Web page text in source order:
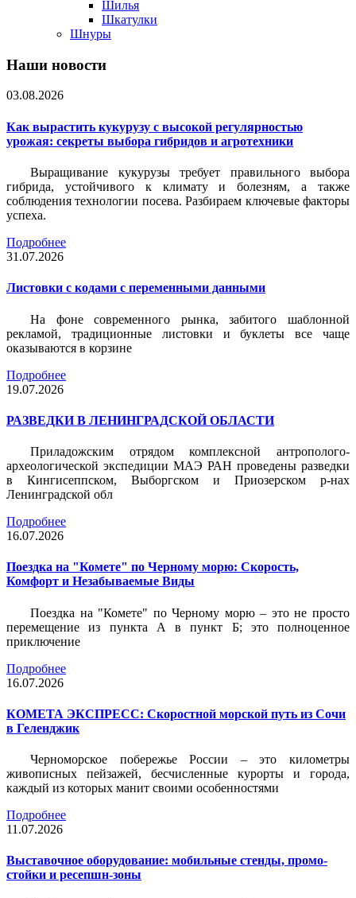
Шилья
Шкатулки
Шнуры
Наши новости
03.08.2026
Как вырастить кукурузу с высокой регулярностью
урожая: секреты выбора гибридов и агротехники
Выращивание кукурузы требует правильного выбора
гибрида, устойчивого к климату и болезням, а также
соблюдения технологии посева. Разбираем ключевые факторы
успеха.
Подробнее
31.07.2026
Листовки c кодами с переменными данными
На фоне современного рынка, забитого шаблонной
рекламой, традиционные листовки и буклеты все чаще
оказываются в корзине
Подробнее
19.07.2026
РАЗВЕДКИ В ЛЕНИНГРАДСКОЙ ОБЛАСТИ
Приладожским отрядом комплексной антрополого-
археологической экспедиции МАЭ РАН проведены разведки
в Кингисеппском, Выборгском и Приозерском р-нах
Ленинградской обл
Подробнее
16.07.2026
Поездка на "Комете" по Черному морю: Скорость,
Комфорт и Незабываемые Виды
Поездка на "Комете" по Черному морю – это не просто
перемещение из пункта А в пункт Б; это полноценное
приключение
Подробнее
16.07.2026
КОМЕТА ЭКСПРЕСС: Скоростной морской путь из Сочи
в Геленджик
Черноморское побережье России – это километры
живописных пейзажей, бесчисленные курорты и города,
каждый из которых манит своими особенностями
Подробнее
11.07.2026
Выставочное оборудование: мобильные стенды, промо-
стойки и ресепшн-зоны